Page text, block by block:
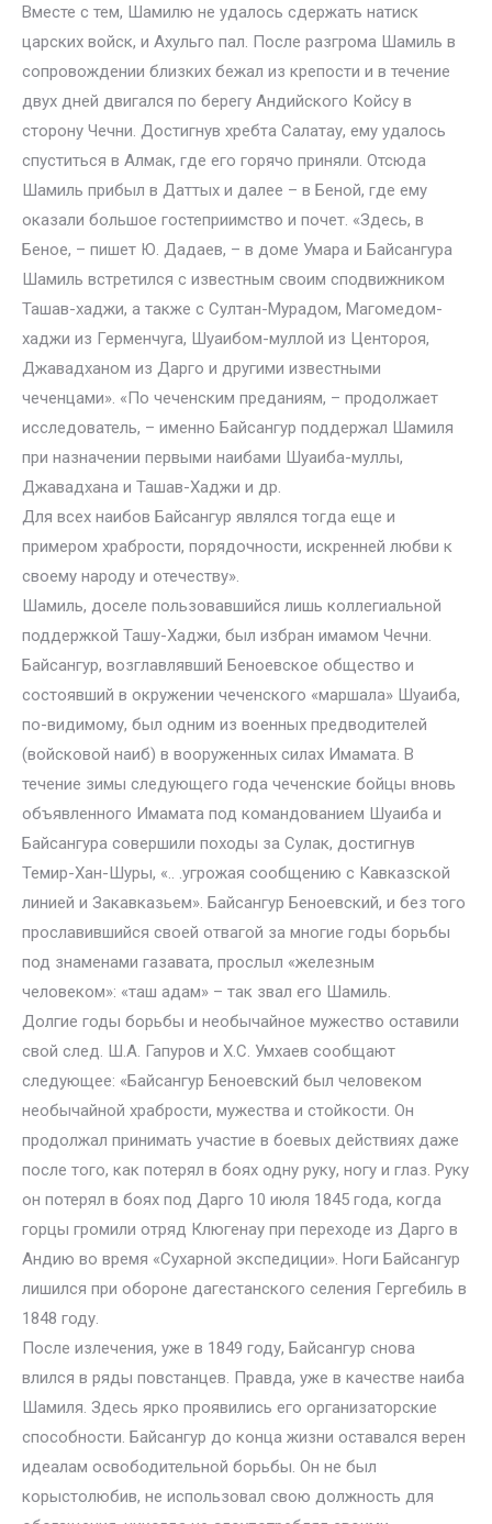
Вместе с тем, Шамилю не удалось сдержать натиск
царских войск, и Ахульго пал. После разгрома Шамиль в
сопровождении близких бежал из крепости и в течение
двух дней двигался по берегу Андийского Койсу в
сторону Чечни. Достигнув хребта Салатау, ему удалось
спуститься в Алмак, где его горячо приняли. Отсюда
Шамиль прибыл в Даттых и далее – в Беной, где ему
оказали большое гостеприимство и почет. «Здесь, в
Беное, – пишет Ю. Дадаев, – в доме Умара и Байсангура
Шамиль встретился с известным своим сподвижником
Ташав-хаджи, а также с Султан-Мурадом, Магомедом-
хаджи из Герменчуга, Шуаибом-муллой из Центороя,
Джавадханом из Дарго и другими известными
чеченцами». «По чеченским преданиям, – продолжает
исследователь, – именно Байсангур поддержал Шамиля
при назначении первыми наибами Шуаиба-муллы,
Джавадхана и Ташав-Хаджи и др.
Для всех наибов Байсангур являлся тогда еще и
примером храбрости, порядочности, искренней любви к
своему народу и отечеству».
Шамиль, доселе пользовавшийся лишь коллегиальной
поддержкой Ташу-Хаджи, был избран имамом Чечни.
Байсангур, возглавлявший Беноевское общество и
состоявший в окружении чеченского «маршала» Шуаиба,
по-видимому, был одним из военных предводителей
(войсковой наиб) в вооруженных силах Имамата. В
течение зимы следующего года чеченские бойцы вновь
объявленного Имамата под командованием Шуаиба и
Байсангура совершили походы за Сулак, достигнув
Темир-Хан-Шуры, «.. .угрожая сообщению с Кавказской
линией и Закавказьем». Байсангур Беноевский, и без того
прославившийся своей отвагой за многие годы борьбы
под знаменами газавата, прослыл «железным
человеком»: «таш адам» – так звал его Шамиль.
Долгие годы борьбы и необычайное мужество оставили
свой след. Ш.А. Гапуров и Х.С. Умхаев сообщают
следующее: «Байсангур Беноевский был человеком
необычайной храбрости, мужества и стойкости. Он
продолжал принимать участие в боевых действиях даже
после того, как потерял в боях одну руку, ногу и глаз. Руку
он потерял в боях под Дарго 10 июля 1845 года, когда
горцы громили отряд Клюгенау при переходе из Дарго в
Андию во время «Сухарной экспедиции». Ноги Байсангур
лишился при обороне дагестанского селения Гергебиль в
1848 году.
После излечения, уже в 1849 году, Байсангур снова
влился в ряды повстанцев. Правда, уже в качестве наиба
Шамиля. Здесь ярко проявились его организаторские
способности. Байсангур до конца жизни оставался верен
идеалам освободительной борьбы. Он не был
корыстолюбив, не использовал свою должность для